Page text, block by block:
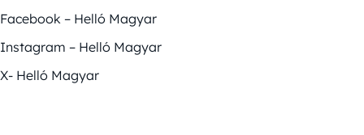
Facebook – Helló Magyar
Instagram – Helló Magyar
X- Helló Magyar